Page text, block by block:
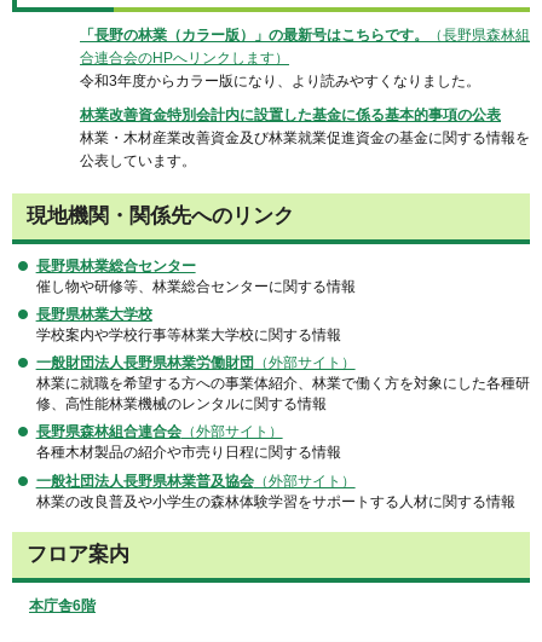
「長野の林業（カラー版）」の最新号はこちらです。
（長野県森林組
合連合会のHPへリンクします）
令和3年度からカラー版になり、より読みやすくなりました。
林業改善資金特別会計内に設置した基金に係る基本的事項の公表
林業・木材産業改善資金及び林業就業促進資金の基金に関する情報を
公表しています。
現地機関・関係先へのリンク
長野県林業総合センター
催し物や研修等、林業総合センターに関する情報
長野県林業大学校
学校案内や学校行事等林業大学校に関する情報
一般財団法人長野県林業労働財団
（外部サイト）
林業に就職を希望する方への事業体紹介、林業で働く方を対象にした各種研
修、高性能林業機械のレンタルに関する情報
長野県森林組合連合会（外部サイト）
各種木材製品の紹介や市売り日程に関する情報
一般社団法人長野県林業普及協会（外部サイト）
林業の改良普及や小学生の森林体験学習をサポートする人材に関する情報
フロア案内
本庁舎6階